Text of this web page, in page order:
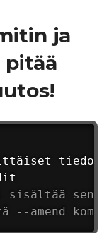
ja
sen
--amend